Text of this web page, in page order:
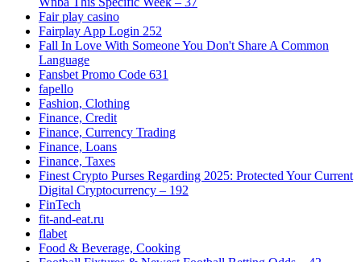
Fair play casino
Fairplay App Login 252
Fall In Love With Someone You Don't Share A Common
Language
Fansbet Promo Code 631
fapello
Fashion, Clothing
Finance, Credit
Finance, Currency Trading
Finance, Loans
Finance, Taxes
Finest Crypto Purses Regarding 2025: Protected Your Current
Digital Cryptocurrency – 192
FinTech
fit-and-eat.ru
flabet
Food & Beverage, Cooking